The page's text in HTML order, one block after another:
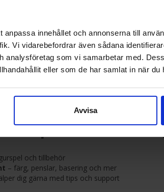
innehållet och annonserna till
Vi vidarebefordrar även sådana
analysföretag som vi samarbetar med.
eller som de har samlat in när du
Avvisa
sci-fi-spelet med massiva arméer och taktiska
trupper från galaxen långt, långt borta i
superhjältar och skurkar från Marvel-
tillbehör:
Vallejo, Army Painter och andra
Tänger, filar, hobbyknivar och borrar.
Skydda och transportera dina figurer
för dina
och tillbehör
– färg, penslar, basering och mer
dig gärna med tips och support